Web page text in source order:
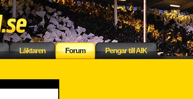
Läktaren Forum Pengar till AIK